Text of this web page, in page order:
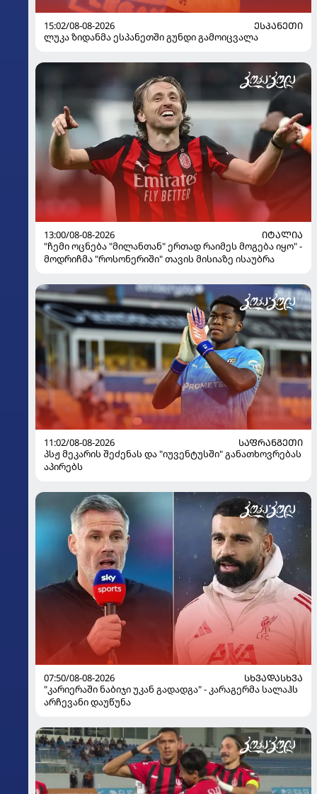
15:02/08-08-2026
ᲔᲡᲞᲐᲜᲔᲗᲘ
ლუკა ზიდანმა ესპანეთში გუნდი გამოიცვალა
13:00/08-08-2026
ᲘᲢᲐᲚᲘᲐ
"ჩემი ოცნება "მილანთან" ერთად რაიმეს მოგება იყო" -
მოდრიჩმა "როსონერიში" თავის მისიაზე ისაუბრა
11:02/08-08-2026
ᲡᲐᲤᲠᲐᲜᲒᲔᲗᲘ
პსჟ მეკარის შეძენას და "იუვენტუსში" განათხოვრებას
აპირებს
07:50/08-08-2026
ᲡᲮᲕᲐᲓᲐᲡᲮᲕᲐ
"კარიერაში ნაბიჯი უკან გადადგა" - კარაგერმა სალაჰს
არჩევანი დაუწუნა